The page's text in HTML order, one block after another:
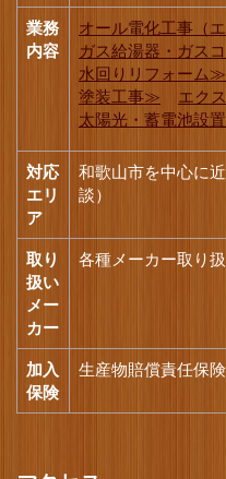
業務
内容
オール電化工事（
ガス給湯器・ガス
水回りリフォーム≫
塗装工事≫
エク
太陽光・蓄電池設
対応
エリ
ア
和歌山市を中心に
談）
取り
扱い
メー
カー
各種メーカー取り
加入
保険
生産物賠償責任保険